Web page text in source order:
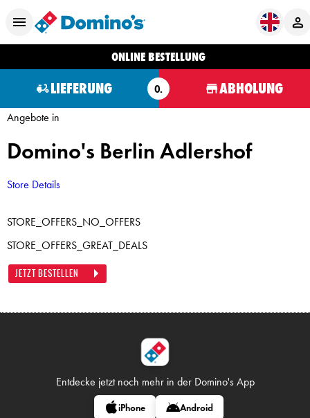
ONLINE BESTELLUNG
LIEFERUNG O. ABHOLUNG
Angebote in
Domino's Berlin Adlershof
Store Details
STORE_OFFERS_NO_OFFERS
STORE_OFFERS_GREAT_DEALS
JETZT BESTELLEN
Entdecke jetzt noch mehr in der Domino's App
iPhone Android